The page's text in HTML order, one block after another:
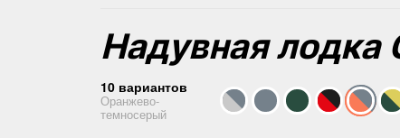
Надувная лодка
10 вариантов
Оранжево-
темносерый